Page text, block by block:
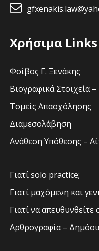
Χρήσιμα Links
Φοίβος Γ. Ξενάκης
Βιογραφικά Στοιχεία
Τομείς Απασχόλησης
Διαμεσολάβηση
Ανάθεση Υπόθεσης –
Γιατί solo practice;
Γιατί μαχόμενη και
Γιατί να απευθυνθείτε
Αρθρογραφία –